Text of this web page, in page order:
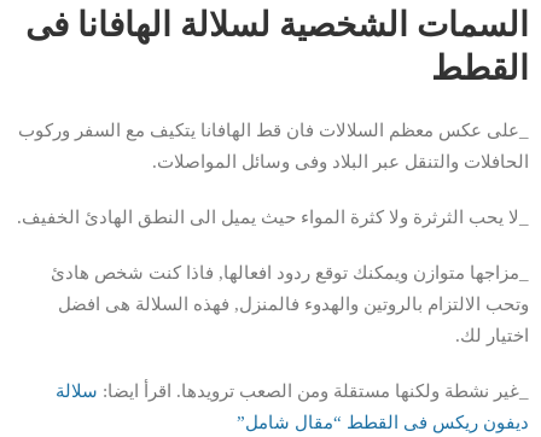
السمات الشخصية لسلالة الهافانا فى
القطط
_على عكس معظم السلالات فان قط الهافانا يتكيف مع السفر وركوب
الحافلات والتنقل عبر البلاد وفى وسائل المواصلات.
_لا يحب الثرثرة ولا كثرة المواء حيث يميل الى النطق الهادئ الخفيف.
_مزاجها متوازن ويمكنك توقع ردود افعالها, فاذا كنت شخص هادئ
وتحب الالتزام بالروتين والهدوء فالمنزل, فهذه السلالة هى افضل
اختيار لك.
_غير نشطة ولكنها مستقلة ومن الصعب ترويدها. اقرأ ايضا: سلالة
ديفون ريكس فى القطط “مقال شامل”